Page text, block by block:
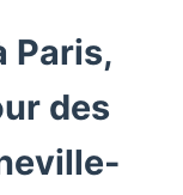
Paris,
des